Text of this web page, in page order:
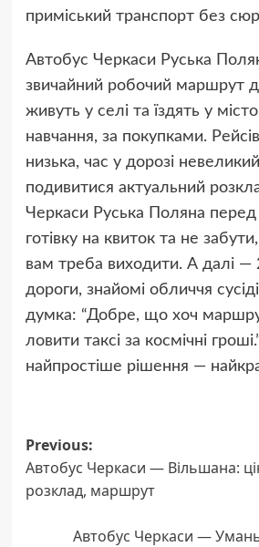
приміський транспорт без
Автобус Черкаси Руська
звичайний робочий маршрут
живуть у селі та їздять у
навчання, за покупками.
низька, час у дорозі
подивитися актуальний
Черкаси Руська Поляна
готівку на квиток та не
вам треба виходити. А далі —
дороги, знайомі обличчя
думка: “Добре, що хоч
ловити таксі за космічні
найпростіше рішення —
Post
navigation
Previous:
Автобус Черкаси — Вільшана:
розклад, маршрут
Автобус Черкаси —